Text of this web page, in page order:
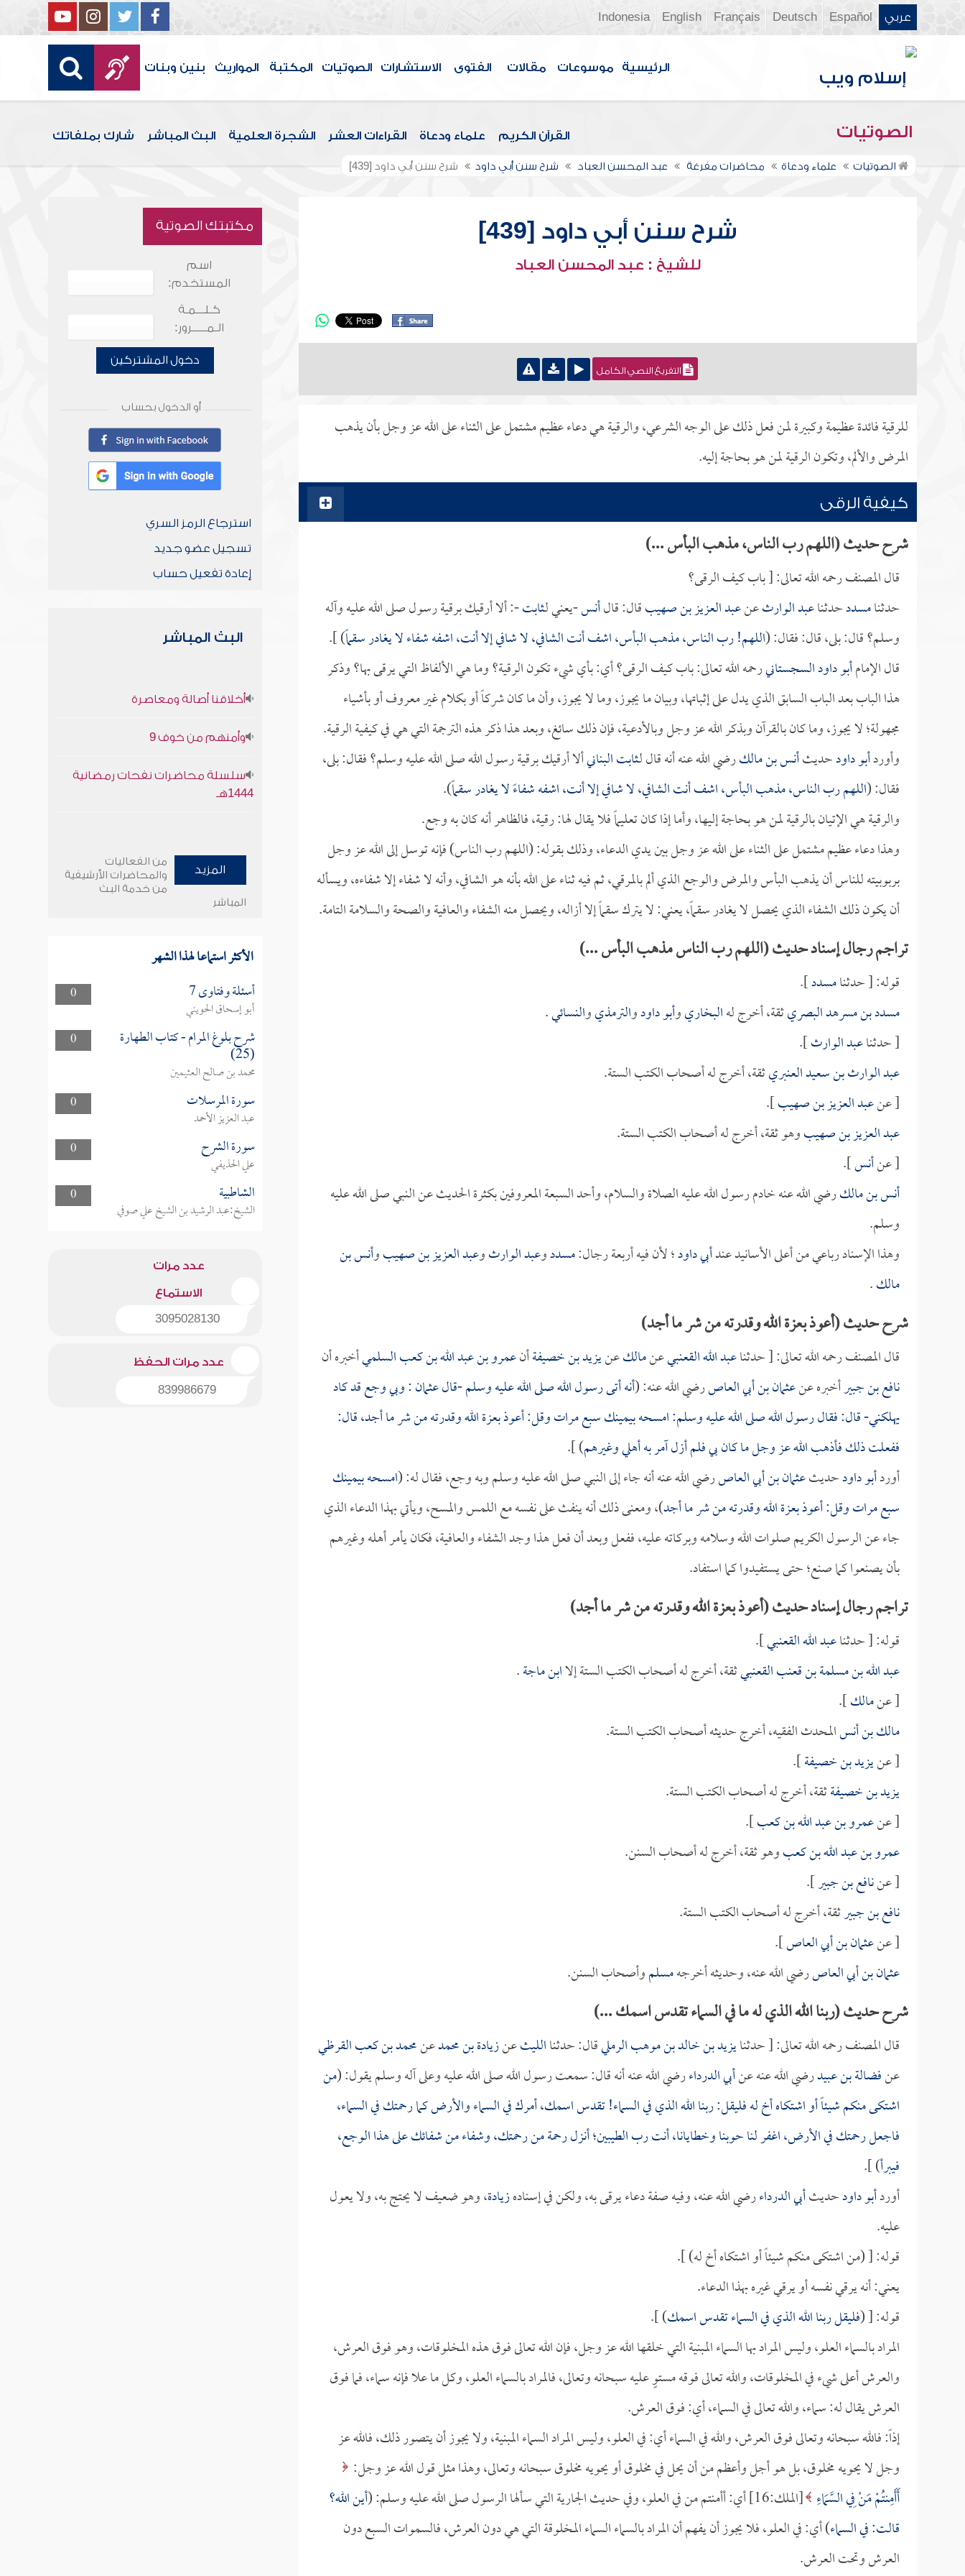
عربي Español
Deutsch
Français
English
Indonesia
الرئيسية موسوعات مقالات الفتوى الاستشارات الصوتيات المكتبة المواريث بنين وبنات
الصوتيات القرآن الكريم علماء ودعاة القراءات العشر الشجرة العلمية البث المباشر شارك بملفاتك
الصوتيات علماء ودعاة محاضرات مفرغة عبد المحسن العباد شرح سنن أبي داود شرح سنن أبي داود [439]
شرح سنن أبي داود [439]
للشيخ : عبد المحسن العباد
التفريغ النصي الكامل
للرقية فائدة عظيمة وكبيرة لمن فعل ذلك على الوجه الشرعي، والرقية هي دعاء عظيم مشتمل على الثناء على الله عز وجل بأن يذهب
المرض والألم، وتكون الرقية لمن هو بحاجة إليه.
كيفية الرقى
شرح حديث (اللهم رب الناس، مذهب البأس ...)
قال المصنف رحمه الله تعالى: [ باب كيف الرقى؟
حدثنامسددحدثناعبد الوارثعنعبد العزيز بن صهيبقال: قالأنس-يعني لـثابت-: ألا أرقيك برقية رسول صلى الله عليه وآله
وسلم؟ قال: بلى، قال: فقال: (اللهم! رب الناس، مذهب البأس، اشف أنت الشافي، لا شافي إلا أنت، اشفه شفاء لا يغادر سقماً) ].
قال الإمامأبو داود السجستانيرحمه الله تعالى: باب كيف الرقى؟ أي: بأي شيء تكون الرقية؟ وما هي الألفاظ التي يرقى بها؟ وذكر
هذا الباب بعد الباب السابق الذي يدل على إثباتها، وبيان ما يجوز، وما لا يجوز، وأن ما كان شركاً أو بكلام غير معروف أو بأشياء
مجهولة؛ لا يجوز، وما كان بالقرآن وبذكر الله عز وجل وبالأدعية، فإن ذلك سائغ، وبعد هذا ذكر هذه الترجمة التي هي في كيفية الرقية.
وأوردأبو داودحديثأنس بن مالكرضي الله عنه أنه قال لـثابت البنانيألا أرقيك برقية رسول الله صلى الله عليه وسلم؟ فقال: بلى،
فقال: (اللهم رب الناس، مذهب البأس، اشف أنت الشافي، لا شافي إلا أنت، اشفه شفاءً لا يغادر سقماً).
والرقية هي الإتيان بالرقية لمن هو بحاجة إليها، وأما إذا كان تعليماً فلا يقال لها: رقية، فالظاهر أنه كان به وجع.
وهذا دعاء عظيم مشتمل على الثناء على الله عز وجل بين يدي الدعاء، وذلك بقوله: (اللهم رب الناس) فإنه توسل إلى الله عز وجل
بربوبيته للناس أن يذهب البأس والمرض والوجع الذي ألم بالمرقي، ثم فيه ثناء على الله بأنه هو الشافي، وأنه لا شفاء إلا شفاءه، ويسأله
أن يكون ذلك الشفاء الذي يحصل لا يغادر سقماً، يعني: لا يترك سقماً إلا أزاله، ويحصل منه الشفاء والعافية والصحة والسلامة التامة.
تراجم رجال إسناد حديث (اللهم رب الناس مذهب البأس ...)
قوله: [ حدثنامسدد].
مسدد بن مسرهد البصريثقة، أخرج لهالبخاريوأبو داودوالترمذيوالنسائي.
[ حدثناعبد الوارث].
عبد الوارث بن سعيد العنبريثقة، أخرج له أصحاب الكتب الستة.
[ عنعبد العزيز بن صهيب].
عبد العزيز بن صهيبوهو ثقة، أخرج له أصحاب الكتب الستة.
[ عنأنس].
أنس بن مالكرضي الله عنه خادم رسول الله عليه الصلاة والسلام، وأحد السبعة المعروفين بكثرة الحديث عن النبي صلى الله عليه
وسلم.
وهذا الإسناد رباعي من أعلى الأسانيد عندأبي داود؛ لأن فيه أربعة رجال:مسددوعبد الوارثوعبد العزيز بن صهيبوأنس بن
مالك.
شرح حديث (أعوذ بعزة الله وقدرته من شر ما أجد)
قال المصنف رحمه الله تعالى: [ حدثناعبد الله القعنبيعنمالكعنيزيد بن خصيفةأنعمرو بن عبد الله بن كعب السلميأخبره أن
نافع بن جبيرأخبره عنعثمان بن أبي العاصرضي الله عنه: (أنه أتى رسول الله صلى الله عليه وسلم -قالعثمان: وبي وجع قد كاد
يهلكني- قال: فقال رسول الله صلى الله عليه وسلم: امسحه بيمينك سبع مرات وقل: أعوذ بعزة الله وقدرته من شر ما أجد، قال:
ففعلت ذلك فأذهب الله عز وجل ما كان بي فلم أزل آمر به أهلي وغيرهم) ].
أوردأبو داودحديثعثمان بن أبي العاصرضي الله عنه أنه جاء إلى النبي صلى الله عليه وسلم وبه وجع، فقال له: (امسحه بيمينك
سبع مرات وقل: أعوذ بعزة الله وقدرته من شر ما أجد)، ومعنى ذلك أنه ينفث على نفسه مع اللمس والمسح، ويأتي بهذا الدعاء الذي
جاء عن الرسول الكريم صلوات الله وسلامه وبركاته عليه، ففعل وبعد أن فعل هذا وجد الشفاء والعافية، فكان يأمر أهله وغيرهم
بأن يصنعوا كما صنع؛ حتى يستفيدوا كما استفاد.
تراجم رجال إسناد حديث (أعوذ بعزة الله وقدرته من شر ما أجد)
قوله: [ حدثناعبد الله القعنبي].
عبد الله بن مسلمة بن قعنب القعنبيثقة، أخرج له أصحاب الكتب الستة إلاابن ماجة.
[ عنمالك].
مالك بن أنسالمحدث الفقيه، أخرج حديثه أصحاب الكتب الستة.
[ عنيزيد بن خصيفة].
يزيد بن خصيفةثقة، أخرج له أصحاب الكتب الستة.
[ عنعمرو بن عبد الله بن كعب].
عمرو بن عبد الله بن كعبوهو ثقة، أخرج له أصحاب السنن.
[ عننافع بن جبير].
نافع بن جبيرثقة، أخرج له أصحاب الكتب الستة.
[ عنعثمان بن أبي العاص].
عثمان بن أبي العاصرضي الله عنه، وحديثه أخرجهمسلموأصحاب السنن.
شرح حديث (ربنا الله الذي له ما في السماء تقدس اسمك ...)
قال المصنف رحمه الله تعالى: [ حدثنايزيد بن خالد بن موهب الرمليقال: حدثناالليثعنزيادة بن محمدعنمحمد بن كعب القرظي
عنفضالة بن عبيدرضي الله عنه عنأبي الدرداءرضي الله عنه أنه قال: سمعت رسول الله صلى الله عليه وعلى آله وسلم يقول: (من
اشتكى منكم شيئاً أو اشتكاه أخ له فليقل: ربنا الله الذي في السماء! تقدس اسمك، أمرك في السماء والأرض كما رحمتك في السماء،
فاجعل رحمتك في الأرض، اغفر لنا حوبنا وخطايانا، أنت رب الطيبين؛ أنزل رحمة من رحمتك، وشفاء من شفائك على هذا الوجع،
فيبرأ) ].
أوردأبو داودحديثأبي الدرداءرضي الله عنه، وفيه صفة دعاء يرقى به، ولكن في إسنادهزيادة، وهو ضعيف لا يحتج به، ولا يعول
عليه.
قوله: [ (من اشتكى منكم شيئاً أو اشتكاه أخ له) ].
يعني: أنه يرقي نفسه أو يرقي غيره بهذا الدعاء.
قوله: [ (فليقل ربنا الله الذي في السماء تقدس اسمك) ].
المراد بالسماء العلو، وليس المراد بها السماء المبنية التي خلقها الله عز وجل، فإن الله تعالى فوق هذه المخلوقات، وهو فوق العرش،
والعرش أعلى شيء في المخلوقات، والله تعالى فوقه مستوٍ عليه سبحانه وتعالى، فالمراد بالسماء العلو، وكل ما علا فإنه سماء، فما فوق
العرش يقال له: سماء، والله تعالى في السماء، أي: فوق العرش.
إذاً: فالله سبحانه وتعالى فوق العرش، والله في السماء أي: في العلو، وليس المراد السماء المبنية، ولا يجوز أن يتصور ذلك، فالله عز
وجل لا يحويه مخلوق، بل هو أجل وأعظم من أن يحل في مخلوق أو يحويه مخلوق سبحانه وتعالى، وهذا مثل قول الله عز وجل:
أَأَمِنتُمْ مَنْ فِي السَّمَاءِ [الملك:16] أي: أأمنتم من في العلو، وفي حديث الجارية التي سألها الرسول صلى الله عليه وسلم: (
أين الله؟
قالت: في السماء) أي: في العلو، فلا يجوز أن يفهم أن المراد بالسماء السماء المخلوقة التي هي دون العرش، فالسموات السبع دون
العرش وتحت العرش.
مكتبتك الصوتية
اسم
المستخدم:
كـلـــمـة
الـمـــــرور:
دخول المشتركين
أو الدخول بحساب
استرجاع الرمز السري
تسجيل عضو جديد
إعادة تفعيل حساب
البث المباشر
أخلاقنا أصالة ومعاصرة
وأمنهم من خوف 9
سلسلة محاضرات نفحات رمضانية
1444هـ
المزيد
من الفعاليات
والمحاضرات الأرشيفية
من خدمة البث
المباشر
الأكثر استماعا لهذا الشهر
0 أسئلة وفتاوى 7
أبو إسحاق الحويني
0
شرح بلوغ المرام - كتاب الطهارة
(25)
محمد بن صالح العثيمين
0
سورة المرسلات
عبد العزيز الأحمد
0
سورة الشرح
علي الحذيفي
0
الشاطبية
الشيخ:عبد الرشيد بن الشيخ علي صوفي
عدد مرات
الاستماع
3095028130
عدد مرات الحفظ
839986679